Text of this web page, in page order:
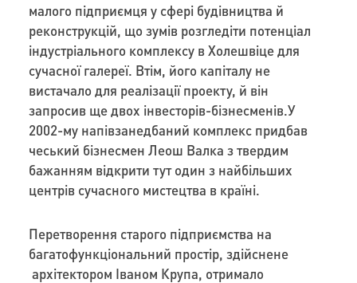
малого підприємця у сфері будівництва й
реконструкцій, що зумів розгледіти потенціал
індустріального комплексу в Холешвіце для
сучасної галереї. Втім, його капіталу не
вистачало для реалізації проекту, й він
запросив ще двох інвесторів-бізнесменів.У
2002-му напівзанедбаний комплекс придбав
чеський бізнесмен Леош Валка з твердим
бажанням відкрити тут один з найбільших
центрів сучасного мистецтва в країні.
Перетворення старого підприємства на
багатофункціональний простір, здійснене
архітектором Іваном Крупа, отримало